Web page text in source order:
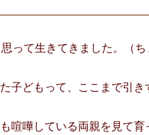
って生きてきました。（ち
子どもって、ここまで引き
喧嘩している両親を見て